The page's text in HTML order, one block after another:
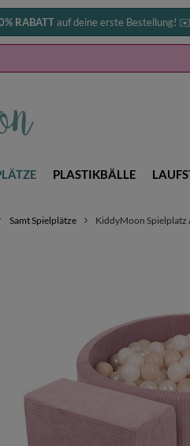
RABATTauf deine erste Bestellung!
PLASTIKBÄLLE
Samt Spielplätze KiddyMoon Spielplatz